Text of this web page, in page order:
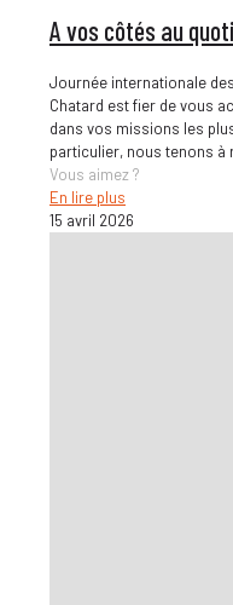
A vos côtés au
Journée internationale
Chatard est fier de vous
dans vos missions les
particulier, nous tenons à
Vous aimez ?
En lire plus
15 avril 2026